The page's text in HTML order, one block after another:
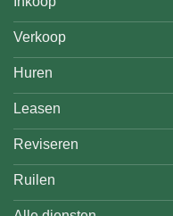
Verkoop
Huren
Leasen
Reviseren
Ruilen